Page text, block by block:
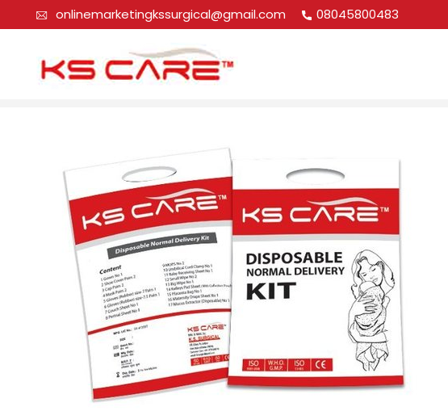
onlinemarketingkssurgical@gmail.com 08045800483